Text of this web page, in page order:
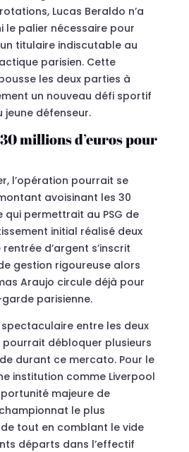
Lucas Beraldo n’a
le palier nécessaire pour
titulaire indiscutable au
parisien. Cette
les deux parties à
un nouveau défi sportif
défenseur.
millions d’euros pour
l’opération pourrait se
avoisinant les 30
qui permettrait au PSG de
initial réalisé deux
d’argent s’inscrit
gestion rigoureuse alors
Araujo circule déjà pour
parisienne.
entre les deux
débloquer plusieurs
durant ce mercato. Pour le
institution comme Liverpool
majeure de
le plus
tout en comblant le vide
départs dans l’effectif